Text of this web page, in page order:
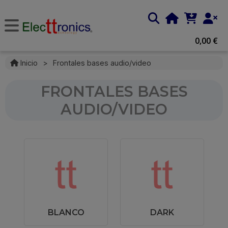
0,00 €
Inicio > Frontales bases audio/video
FRONTALES BASES
AUDIO/VIDEO
BLANCO DARK